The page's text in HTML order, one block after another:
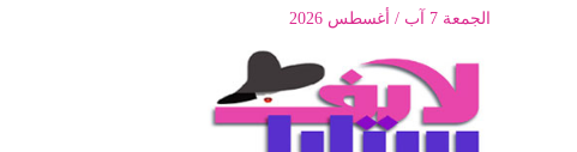
الجمعة 7 آب / أغسطس 2026